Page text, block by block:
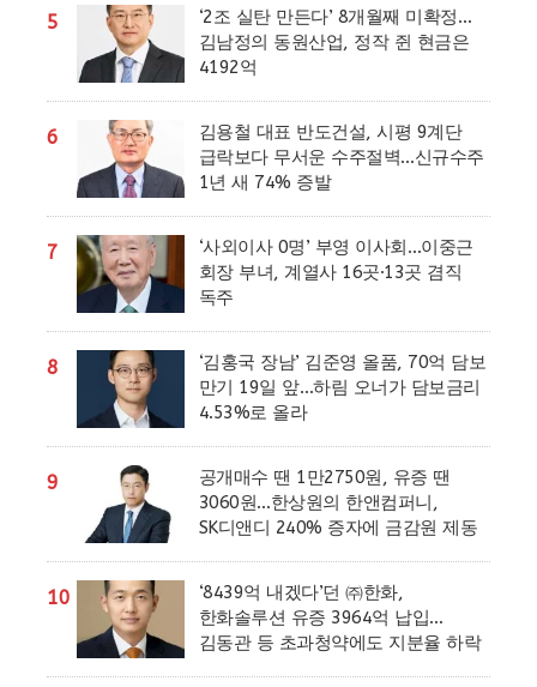
5
‘2조 실탄 만든다’ 8개월째 미확정…
김남정의 동원산업, 정작 쥔 현금은
4192억
6
김용철 대표 반도건설, 시평 9계단
급락보다 무서운 수주절벽…신규수주
1년 새 74% 증발
7
‘사외이사 0명’ 부영 이사회…이중근
회장 부녀, 계열사 16곳·13곳 겸직
독주
8
‘김홍국 장남’ 김준영 올품, 70억 담보
만기 19일 앞…하림 오너가 담보금리
4.53%로 올라
9
공개매수 땐 1만2750원, 유증 땐
3060원…한상원의 한앤컴퍼니,
SK디앤디 240% 증자에 금감원 제동
10
‘8439억 내겠다’던 ㈜한화,
한화솔루션 유증 3964억 납입…
김동관 등 초과청약에도 지분율 하락